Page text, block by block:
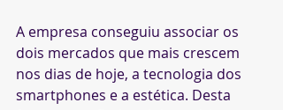
A empresa conseguiu associar os
dois mercados que mais crescem
nos dias de hoje, a tecnologia dos
smartphones e a estética. Desta